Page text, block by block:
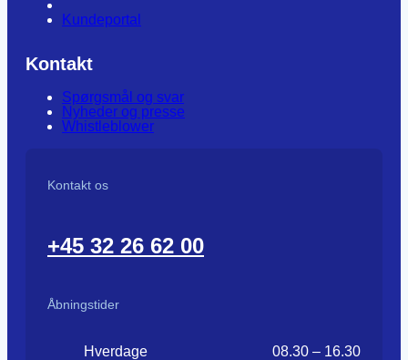
Kundeportal
Kontakt
Spørgsmål og svar
Nyheder og presse
Whistleblower
Kontakt os
+45 32 26 62 00
Åbningstider
Hverdage
08.30 – 16.30